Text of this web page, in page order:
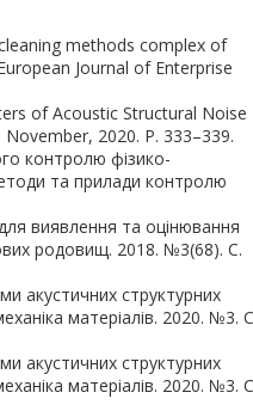
methods complex of
Journal of Enterprise
of Acoustic Structural Noise
2020. P. 333–339.
контролю фізико-
та прилади контролю
виявлення та оцінювання
родовищ. 2018. №3(68). С.
акустичних структурних
матеріалів. 2020. №3.
акустичних структурних
матеріалів. 2020. №3.